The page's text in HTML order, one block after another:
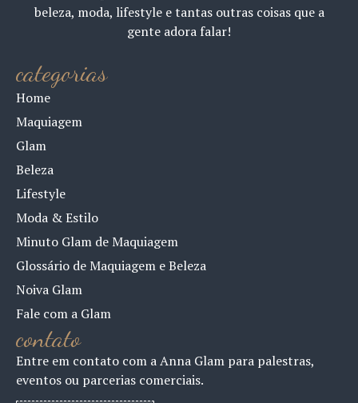
beleza, moda, lifestyle e tantas outras coisas que a
gente adora falar!
categorias
Home
Maquiagem
Glam
Beleza
Lifestyle
Moda & Estilo
Minuto Glam de Maquiagem
Glossário de Maquiagem e Beleza
Noiva Glam
Fale com a Glam
contato
Entre em contato com a Anna Glam para palestras,
eventos ou parcerias comerciais.